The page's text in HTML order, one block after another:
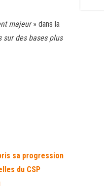
majeur» dans la
sur des bases plus
sa progression
du CSP